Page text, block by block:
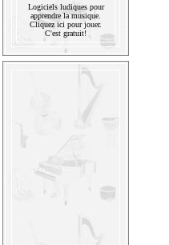
Logiciels ludiques pour
apprendre la musique.
Cliquez ici pour jouer.
C'est gratuit!